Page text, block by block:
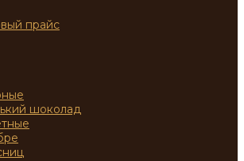
прайс
шоколад